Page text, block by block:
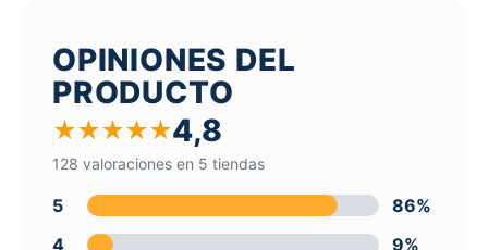
OPINIONES DEL
PRODUCTO
★★★★★4,8
128 valoraciones en 5 tiendas
5
86%
4
9%